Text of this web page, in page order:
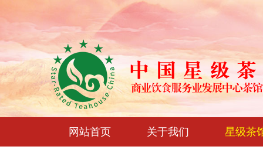
网站首页 关于我们 星级茶